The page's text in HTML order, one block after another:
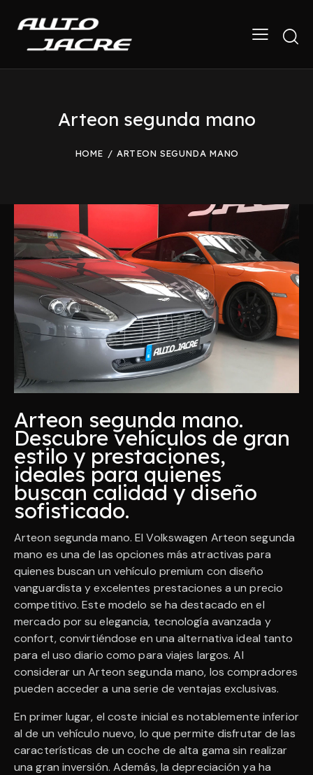
Arteon segunda mano
HOME ARTEON SEGUNDA MANO
Arteon segunda mano.
Descubre vehículos de gran
estilo y prestaciones,
ideales para quienes
buscan calidad y diseño
sofisticado.
Arteon segunda mano. El Volkswagen Arteon segunda
mano es una de las opciones más atractivas para
quienes buscan un vehículo premium con diseño
vanguardista y excelentes prestaciones a un precio
competitivo. Este modelo se ha destacado en el
mercado por su elegancia, tecnología avanzada y
confort, convirtiéndose en una alternativa ideal tanto
para el uso diario como para viajes largos. Al
considerar un Arteon segunda mano, los compradores
pueden acceder a una serie de ventajas exclusivas.
En primer lugar, el coste inicial es notablemente inferior
al de un vehículo nuevo, lo que permite disfrutar de las
características de un coche de alta gama sin realizar
una gran inversión. Además, la depreciación ya ha